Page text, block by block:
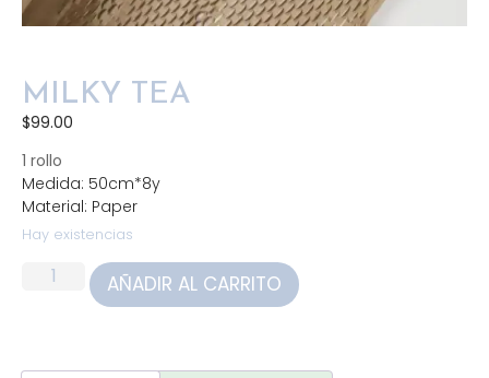
MILKY TEA
$99.00
1 rollo
Medida: 50cm*8y
Material: Paper
Hay existencias
AÑADIR AL CARRITO